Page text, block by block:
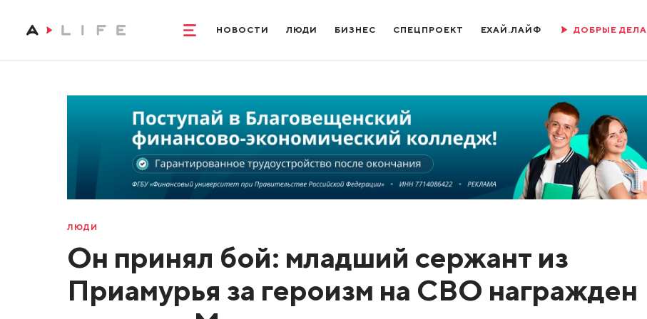
НОВОСТИ ЛЮДИ БИЗНЕС СПЕЦПРОЕКТ ЕХАЙ.ЛАЙФ ДОБРЫЕ ДЕЛА
ЛЮДИ
Он принял бой: младший сержант из
Приамурья за героизм на СВО награжден